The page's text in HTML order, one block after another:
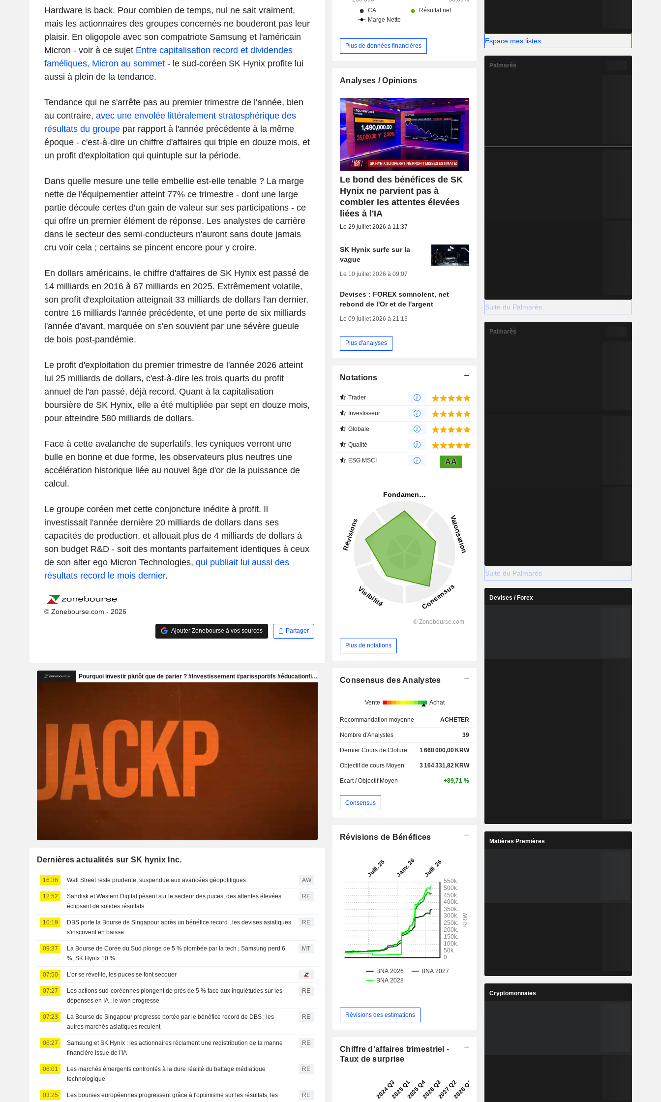
Hardware is back. Pour combien de temps, nul ne sait vraiment,
mais les actionnaires des groupes concernés ne bouderont pas leur
plaisir. En oligopole avec son compatriote Samsung et l'américain
Micron - voir à ce sujet Entre capitalisation record et dividendes
faméliques, Micron au sommet- le sud-coréen SK Hynix profite lui
aussi à plein de la tendance.
Tendance qui ne s'arrête pas au premier trimestre de l'année, bien
au contraire, avec une envolée littéralement stratosphérique des
résultats du groupepar rapport à l'année précédente à la même
époque - c'est-à-dire un chiffre d'affaires qui triple en douze mois, et
un profit d'exploitation qui quintuple sur la période.
Dans quelle mesure une telle embellie est-elle tenable ? La marge
nette de l'équipementier atteint 77% ce trimestre - dont une large
partie découle certes d'un gain de valeur sur ses participations - ce
qui offre un premier élément de réponse. Les analystes de carrière
dans le secteur des semi-conducteurs n'auront sans doute jamais
cru voir cela ; certains se pincent encore pour y croire.
En dollars américains, le chiffre d'affaires de SK Hynix est passé de
14 milliards en 2016 à 67 milliards en 2025. Extrêmement volatile,
son profit d'exploitation atteignait 33 milliards de dollars l'an dernier,
contre 16 milliards l'année précédente, et une perte de six milliards
l'année d'avant, marquée on s'en souvient par une sévère gueule
de bois post-pandémie.
Le profit d'exploitation du premier trimestre de l'année 2026 atteint
lui 25 milliards de dollars, c'est-à-dire les trois quarts du profit
annuel de l'an passé, déjà record. Quant à la capitalisation
boursière de SK Hynix, elle a été multipliée par sept en douze mois,
pour atteindre 580 milliards de dollars.
Face à cette avalanche de superlatifs, les cyniques verront une
bulle en bonne et due forme, les observateurs plus neutres une
accélération historique liée au nouvel âge d'or de la puissance de
calcul.
Le groupe coréen met cette conjoncture inédite à profit. Il
investissait l'année dernière 20 milliards de dollars dans ses
capacités de production, et allouait plus de 4 milliards de dollars à
son budget R&D - soit des montants parfaitement identiques à ceux
de son alter ego Micron Technologies, qui publiait lui aussi des
résultats record le mois dernier.
© Zonebourse.com - 2026
Ajouter Zonebourse à vos sources Partager
Dernières actualités sur SK hynix Inc.
16:36 Wall Street reste prudente, suspendue aux avancées géopolitiques AW
12:52
Sandisk et Western Digital pèsent sur le secteur des puces, des attentes élevées
éclipsant de solides résultats
RE
10:19
DBS porte la Bourse de Singapour après un bénéfice record ; les devises asiatiques
s'inscrivent en baisse
RE
09:37
La Bourse de Corée du Sud plonge de 5 % plombée par la tech ; Samsung perd 6
%, SK Hynix 10 %
MT
07:50 L'or se réveille, les puces se font secouer
07:27
Les actions sud-coréennes plongent de près de 5 % face aux inquiétudes sur les
dépenses en IA ; le won progresse
RE
07:23
La Bourse de Singapour progresse portée par le bénéfice record de DBS ; les
autres marchés asiatiques reculent
RE
06:27
Samsung et SK Hynix : les actionnaires réclament une redistribution de la manne
financière issue de l'IA
RE
06:01
Les marchés émergents confrontés à la dure réalité du battage médiatique
technologique
RE
03:25
Les bourses européennes progressent grâce à l'optimisme sur les résultats, les
RE
Plus de données financières
Analyses / Opinions
Le bond des bénéfices de SK
Hynix ne parvient pas à
combler les attentes élevées
liées à l'IA
Le 29 juillet 2026 à 11:37
SK Hynix surfe sur la
vague
Le 10 juillet 2026 à 09:07
Devises : FOREX somnolent, net
rebond de l'Or et de l'argent
Le 09 juillet 2026 à 21:13
Plus d'analyses
Notations
Trader
Investisseur
Globale
Qualité
ESG MSCI AA
Plus de notations
Consensus des Analystes
Vente Achat
Recommandation moyenne ACHETER
Nombre d'Analystes 39
Dernier Cours de Cloture 1 668 000,00 KRW
Objectif de cours Moyen 3 164 331,82 KRW
Ecart / Objectif Moyen +89,71 %
Consensus
Révisions de Bénéfices
Révisions des estimations
Chiffre d'affaires trimestriel -
Taux de surprise
Espace mes listes
Palmarès
Suite du Palmarès
Palmarès
Suite du Palmarès
Devises / Forex
Matières Premières
Cryptomonnaies